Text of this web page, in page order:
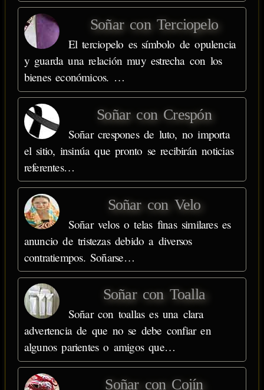
Soñar con Terciopelo
El terciopelo es símbolo de opulencia
y guarda una relación muy estrecha con los
bienes económicos. …
Soñar con Crespón
Soñar crespones de luto, no importa
el sitio, insinúa que pronto se recibirán noticias
referentes…
Soñar con Velo
Soñar velos o telas finas similares es
anuncio de tristezas debido a diversos
contratiempos. Soñarse…
Soñar con Toalla
Soñar con toallas es una clara
advertencia de que no se debe confiar en
algunos parientes o amigos que…
Soñar con Cojín